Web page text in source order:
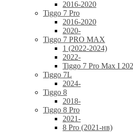
2016-2020
Tiggo 7 Pro
2016-2020
2020-
Tiggo 7 PRO MAX
1 (2022-2024)
2022-
Tiggo 7 Pro Max I
Tiggo 7L
2024-
Tiggo 8
2018-
Tiggo 8 Pro
2021-
8 Pro (2021-нв)